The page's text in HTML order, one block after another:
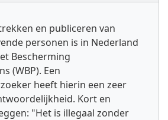
en publiceren van
personen is in Nederland
Bescherming
(WBP). Een
heeft hierin een zeer
Kort en
"Het is illegaal zonder